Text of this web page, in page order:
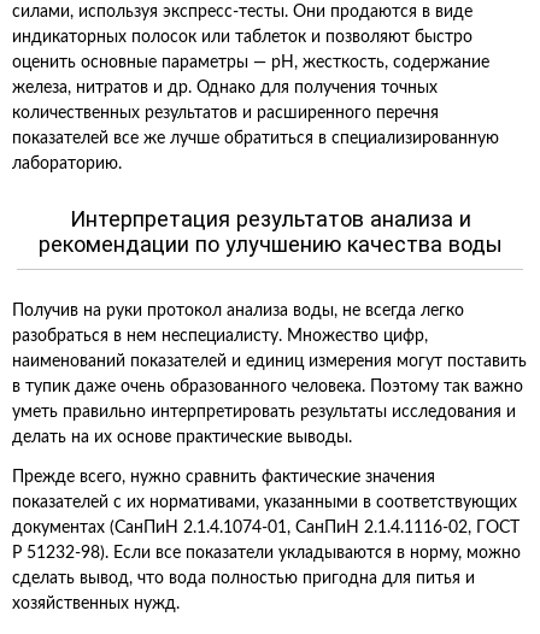
силами, используя экспресс-тесты. Они продаются в виде
индикаторных полосок или таблеток и позволяют быстро
оценить основные параметры — pH, жесткость, содержание
железа, нитратов и др. Однако для получения точных
количественных результатов и расширенного перечня
показателей все же лучше обратиться в специализированную
лабораторию.
Интерпретация результатов анализа и
рекомендации по улучшению качества воды
Получив на руки протокол анализа воды, не всегда легко
разобраться в нем неспециалисту. Множество цифр,
наименований показателей и единиц измерения могут поставить
в тупик даже очень образованного человека. Поэтому так важно
уметь правильно интерпретировать результаты исследования и
делать на их основе практические выводы.
Прежде всего, нужно сравнить фактические значения
показателей с их нормативами, указанными в соответствующих
документах (СанПиН 2.1.4.1074-01, СанПиН 2.1.4.1116-02, ГОСТ
Р 51232-98). Если все показатели укладываются в норму, можно
сделать вывод, что вода полностью пригодна для питья и
хозяйственных нужд.